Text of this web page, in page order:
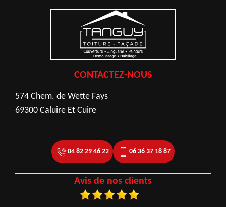
CONTACTEZ-NOUS
574 Chem. de Wette Fays
69300 Caluire Et Cuire
04 82 29 46 22 06 36 37 18 87
Avis de nos clients